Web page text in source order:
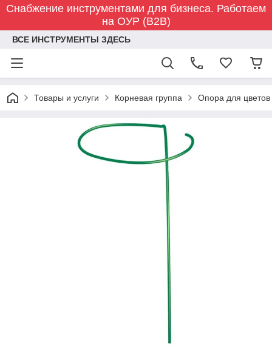
Снабжение инструментами для бизнеса. Работаем
на ОУР (B2B)
ВСЕ ИНСТРУМЕНТЫ ЗДЕСЬ
Товары и услуги Корневая группа Опора для